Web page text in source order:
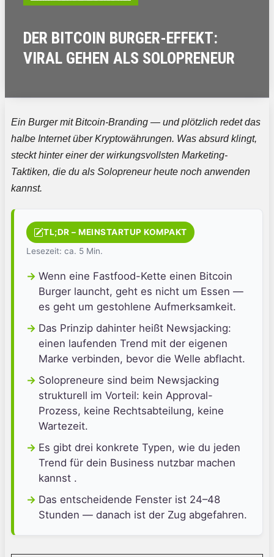
DER BITCOIN BURGER-EFFEKT:
VIRAL GEHEN ALS SOLOPRENEUR
Ein Burger mit Bitcoin-Branding — und plötzlich redet das
halbe Internet über Kryptowährungen. Was absurd klingt,
steckt hinter einer der wirkungsvollsten Marketing-
Taktiken, die du als Solopreneur heute noch anwenden
kannst.
TL;DR – MEINSTARTUP KOMPAKT
Lesezeit: ca. 5 Min.
Wenn eine Fastfood-Kette einen Bitcoin
Burger launcht, geht es nicht um Essen —
es geht um gestohlene Aufmerksamkeit.
Das Prinzip dahinter heißt Newsjacking:
einen laufenden Trend mit der eigenen
Marke verbinden, bevor die Welle abflacht.
Solopreneure sind beim Newsjacking
strukturell im Vorteil: kein Approval-
Prozess, keine Rechtsabteilung, keine
Wartezeit.
Es gibt drei konkrete Typen, wie du jeden
Trend für dein Business nutzbar machen
kannst .
Das entscheidende Fenster ist 24–48
Stunden — danach ist der Zug abgefahren.